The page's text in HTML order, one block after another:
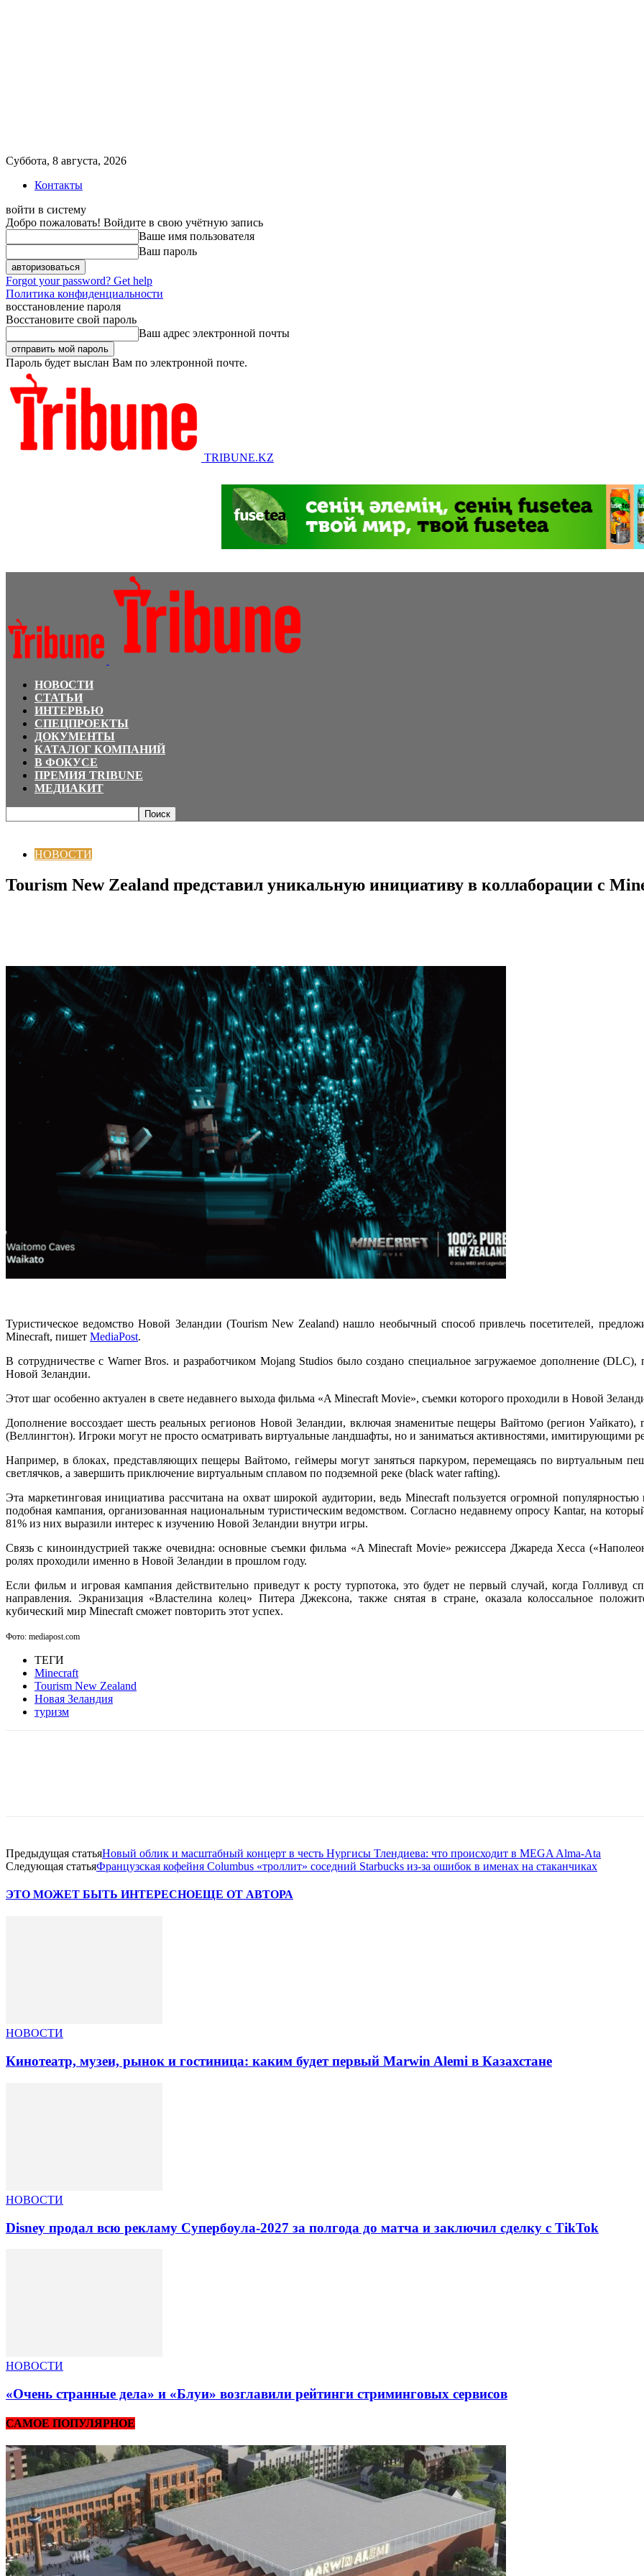
Суббота, 8 августа, 2026
Контакты
войти в систему
Добро пожаловать! Войдите в свою учётную запись
Ваше имя пользователя
Ваш пароль
Forgot your password? Get help
Политика конфиденциальности
восстановление пароля
Восстановите свой пароль
Ваш адрес электронной почты
Пароль будет выслан Вам по электронной почте.
TRIBUNE.KZ
НОВОСТИ
СТАТЬИ
ИНТЕРВЬЮ
СПЕЦПРОЕКТЫ
ДОКУМЕНТЫ
КАТАЛОГ КОМПАНИЙ
В ФОКУСЕ
ПРЕМИЯ TRIBUNE
МЕДИАКИТ
НОВОСТИ
Tourism New Zealand представил уникальную инициативу в коллаборации с
Туристическое ведомство Новой Зеландии (Tourism New Zealand) нашло необычный способ привлечь посетителей,
Minecraft, пишет MediaPost.
В сотрудничестве с Warner Bros. и разработчиком Mojang Studios было создано специальное загружаемое дополнение
Новой Зеландии.
Этот шаг особенно актуален в свете недавнего выхода фильма «A Minecraft Movie», съемки которого проходили в Новой
Дополнение воссоздает шесть реальных регионов Новой Зеландии, включая знаменитые пещеры Вайтомо (регион
(Веллингтон). Игроки могут не просто осматривать виртуальные ландшафты, но и заниматься активностями, имитирующими
Например, в блоках, представляющих пещеры Вайтомо, геймеры могут заняться паркуром, перемещаясь по виртуальным
светлячков, а завершить приключение виртуальным сплавом по подземной реке (black water rafting).
Эта маркетинговая инициатива рассчитана на охват широкой аудитории, ведь Minecraft пользуется огромной
подобная кампания, организованная национальным туристическим ведомством. Согласно недавнему опросу Kantar, на
81% из них выразили интерес к изучению Новой Зеландии внутри игры.
Связь с киноиндустрией также очевидна: основные съемки фильма «A Minecraft Movie» режиссера Джареда Хесса
ролях проходили именно в Новой Зеландии в прошлом году.
Если фильм и игровая кампания действительно приведут к росту турпотока, это будет не первый случай, когда Голливуд
направления. Экранизация «Властелина колец» Питера Джексона, также снятая в стране, оказала колоссальное
кубический мир Minecraft сможет повторить этот успех.
Фото: mediapost.com
ТЕГИ
Minecraft
Tourism New Zealand
Новая Зеландия
туризм
Предыдущая статьяНовый облик и масштабный концерт в честь Нургисы Тлендиева: что происходит в MEGA Alma-Ata
Следующая статьяФранцузская кофейня Columbus «троллит» соседний Starbucks из-за ошибок в именах на стаканчиках
ЭТО МОЖЕТ БЫТЬ ИНТЕРЕСНОЕЩЕ ОТ АВТОРА
НОВОСТИ
Кинотеатр, музеи, рынок и гостиница: каким будет первый Marwin Alemi в Казахстане
НОВОСТИ
Disney продал всю рекламу Супербоула-2027 за полгода до матча и заключил сделку с TikTok
НОВОСТИ
«Очень странные дела» и «Блуи» возглавили рейтинги стриминговых сервисов
САМОЕ ПОПУЛЯРНОЕ